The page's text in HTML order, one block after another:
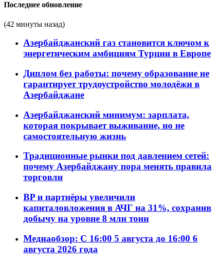
Последнее обновление
(42 минуты назад)
Азербайджанский газ становится ключом к
энергетическим амбициям Турции в Европе
Диплом без работы: почему образование не
гарантирует трудоустройство молодёжи в
Азербайджане
Азербайджанский минимум: зарплата,
которая покрывает выживание, но не
самостоятельную жизнь
Традиционные рынки под давлением сетей:
почему Азербайджану пора менять правила
торговли
BP и партнёры увеличили
капиталовложения в АЧГ на 31%, сохранив
добычу на уровне 8 млн тонн
Медиаобзор: С 16:00 5 августа до 16:00 6
августа 2026 года